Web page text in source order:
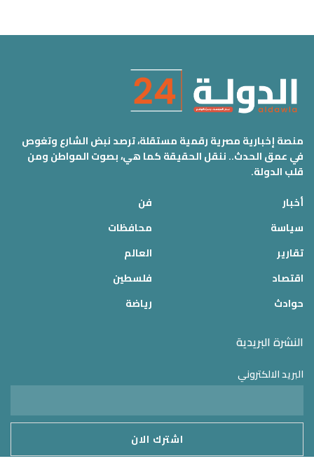
منصة إخبارية مصرية رقمية مستقلة، ترصد نبض الشارع وتغوص
في عمق الحدث.. ننقل الحقيقة كما هي، بصوت المواطن ومن
قلب الدولة.
أخبار
سياسة
تقارير
اقتصاد
حوادث
فن
محافظات
العالم
فلسطين
رياضة
النشرة البريدية
البريد الالكتروني